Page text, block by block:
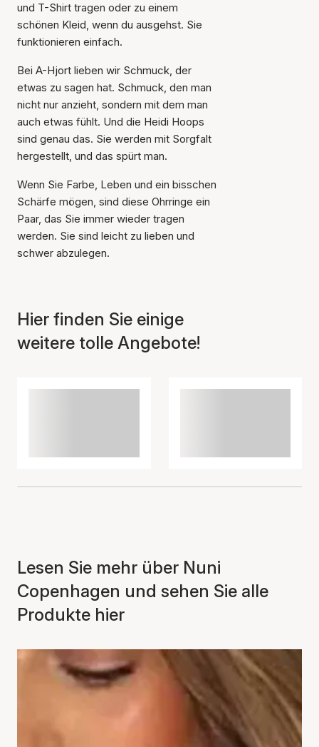
Der Artikel wurde in den
Warenkorb gelegt
und T-Shirt tragen oder zu einem
schönen Kleid, wenn du ausgehst. Sie
funktionieren einfach.
Bei A-Hjort lieben wir Schmuck, der
etwas zu sagen hat. Schmuck, den man
nicht nur anzieht, sondern mit dem man
auch etwas fühlt. Und die Heidi Hoops
sind genau das. Sie werden mit Sorgfalt
hergestellt, und das spürt man.
Wenn Sie Farbe, Leben und ein bisschen
Schärfe mögen, sind diese Ohrringe ein
Paar, das Sie immer wieder tragen
werden. Sie sind leicht zu lieben und
schwer abzulegen.
Hier finden Sie einige
weitere tolle Angebote!
Lesen Sie mehr über Nuni
Copenhagen und sehen Sie alle
Produkte hier